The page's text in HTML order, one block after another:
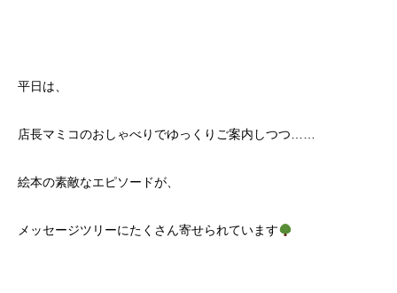
平日は、
店長マミコのおしゃべりでゆっくりご案内しつつ……
絵本の素敵なエピソードが、
メッセージツリーにたくさん寄せられています